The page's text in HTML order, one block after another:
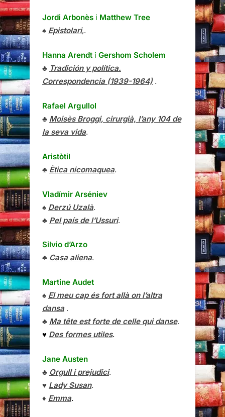
Jordi Arbonès i Matthew Tree
♠ Epistolari,.
Hanna Arendt i Gershom Scholem
♣ Tradición y política.
Correspondencia (1939-1964) .
Rafael Argullol
♣ Moisès Broggi, cirurgià, l’any 104 de
la seva vida.
Aristòtil
♣ Ètica nicomaquea.
Vladímir Arséniev
♠ Derzú Uzalà.
♣ Pel país de l’Ussuri.
Silvio d’Arzo
♣ Casa aliena.
Martine Audet
♠ El meu cap és fort allà on l’altra
dansa.
♣ Ma tête est forte de celle qui danse.
♥ Des formes utiles.
Jane Austen
♣ Orgull i prejudici.
♥ Lady Susan.
♦ Emma.